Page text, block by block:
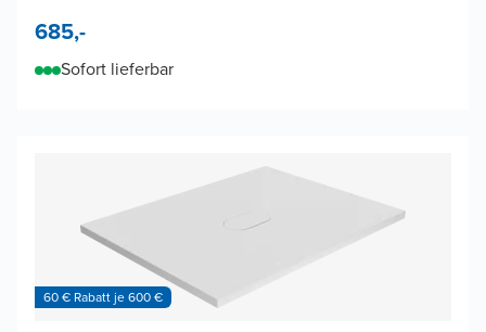
685,-
Sofort lieferbar
60 € Rabatt je 600 €